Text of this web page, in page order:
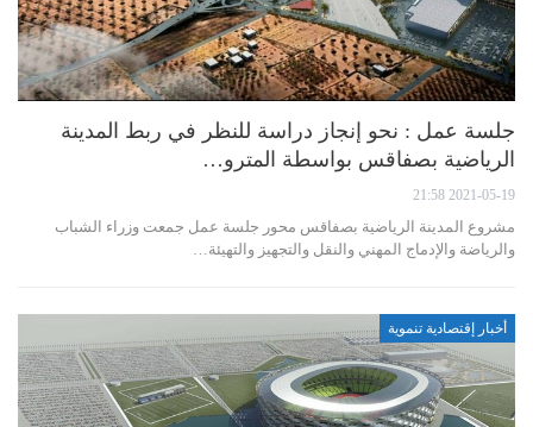
جلسة عمل : نحو إنجاز دراسة للنظر في ربط المدينة
الرياضية بصفاقس بواسطة المترو…
2021-05-19 21:58
مشروع المدينة الرياضية بصفاقس محور جلسة عمل جمعت وزراء الشباب
والرياضة والإدماج المهني والنقل والتجهيز والتهيئة…
أخبار إقتصادية تنموية